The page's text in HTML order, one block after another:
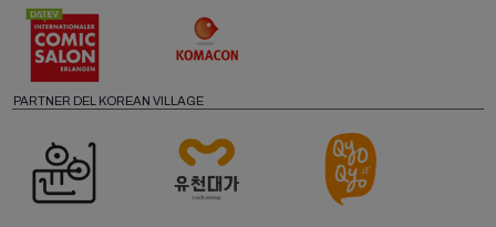
PARTNER DEL KOREAN VILLAGE